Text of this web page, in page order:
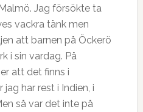
Jag försökte ta
vackra tänk men
att barnen på Öckerö
i sin vardag. På
att det finns i
har rest i Indien, i
så var det inte på